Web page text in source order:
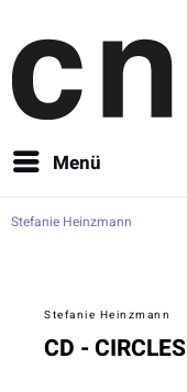
Menü
Stefanie Heinzmann
Stefanie Heinzmann
CD - CIRCLES